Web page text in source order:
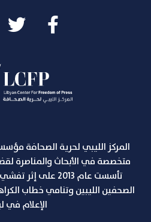
المركز الليبي لحرية الصحافة
متخصصة في الأبحاث والمناصرة
تأسست عام 2013 على
الصحفين الليبين وتنامي خطاب
الإعلام في